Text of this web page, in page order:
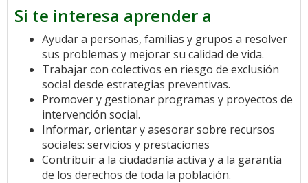
Si te interesa aprender a
Ayudar a personas, familias y grupos a resolver
sus problemas y mejorar su calidad de vida.
Trabajar con colectivos en riesgo de exclusión
social desde estrategias preventivas.
Promover y gestionar programas y proyectos de
intervención social.
Informar, orientar y asesorar sobre recursos
sociales: servicios y prestaciones
Contribuir a la ciudadanía activa y a la garantía
de los derechos de toda la población.